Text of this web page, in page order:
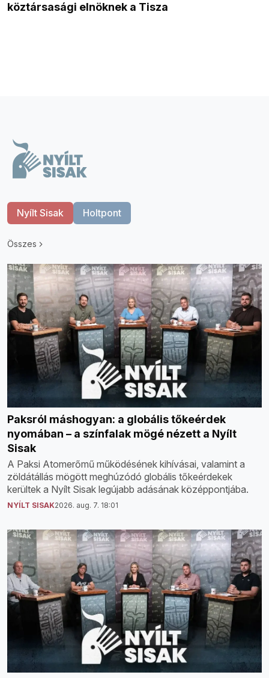
köztársasági elnöknek a Tisza
Nyílt Sisak Holtpont
Összes
Paksról máshogyan: a globális tőkeérdek
nyomában – a színfalak mögé nézett a Nyílt
Sisak
A Paksi Atomerőmű működésének kihívásai, valamint a
zöldátállás mögött meghúzódó globális tőkeérdekek
kerültek a Nyílt Sisak legújabb adásának középpontjába.
NYÍLT SISAK2026. aug. 7. 18:01